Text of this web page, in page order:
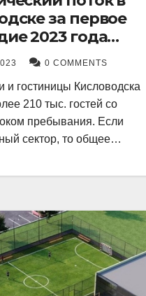
за первое
2023 года
рекордный рост в
0 COMMENTS
и гостиницы Кисловодска
210 тыс. гостей со
пребывания. Если
сектор, то общее…